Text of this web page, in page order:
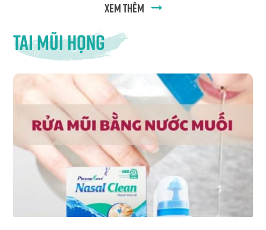
Xem thêm
Tai mũi họng